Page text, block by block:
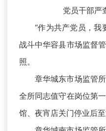
党员干部严
“作为共产党员，我
战斗中华容县市场监督
照。
章华城东市场监管
全所同志值守在岗位第
馆、夜宵店关门停业后至